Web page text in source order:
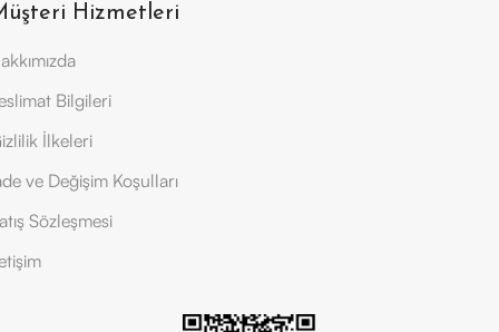
Hizmetleri
Bilgileri
İlkeleri
ve Değişim Koşulları
Sözleşmesi